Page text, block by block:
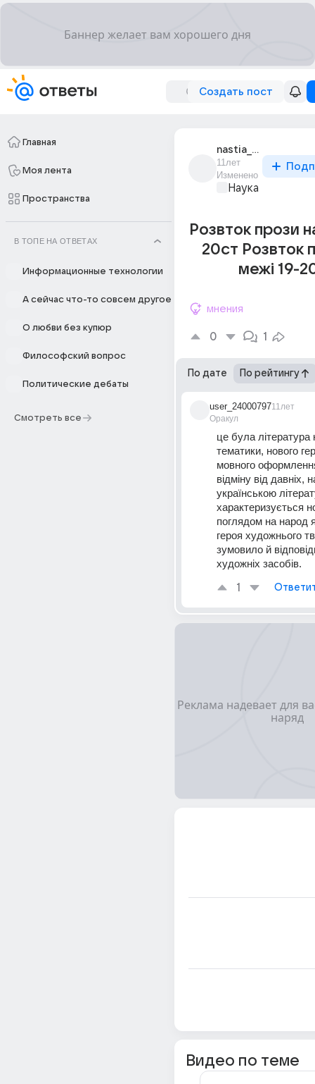
Создать пост
Главная
Моя лента
Пространства
В ТОПЕ НА ОТВЕТАХ
Информационные технологии
А сейчас что-то совсем другое
О любви без купюр
Философский вопрос
Политические дебаты
Смотреть все
nastia_oleshko_9
11лет
Изменено
Наука
Розвток прози
20ст Розвток
межі 19-
мнения
0 1
По дате По рейтингу
user_24000797
Оракул
11лет
це була література
тематики, нового
мовного
відміну від давніх,
українською
характеризується
поглядом на народ
героя художнього
зумовило й
художніх засобів.
1
Видео по теме